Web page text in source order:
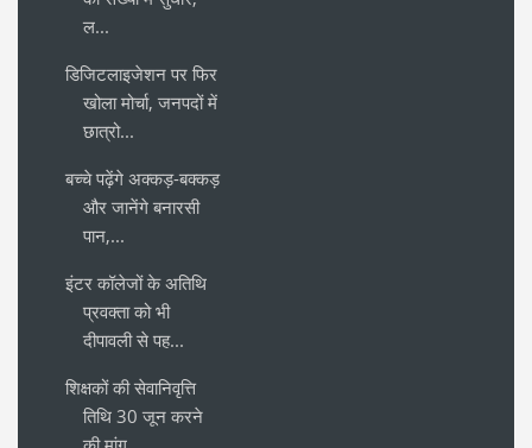
ल...
डिजिटलाइजेशन पर फिर
खोला मोर्चा, जनपदों में
छात्रो...
बच्चे पढ़ेंगे अक्कड़-बक्कड़
और जानेंगे बनारसी
पान,...
इंटर कॉलेजों के अतिथि
प्रवक्ता को भी
दीपावली से पह...
शिक्षकों की सेवानिवृत्ति
तिथि 30 जून करने